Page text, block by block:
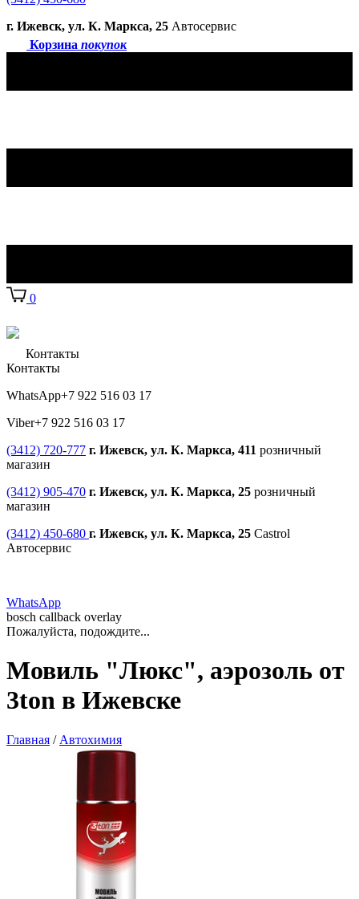
г. Ижевск, ул. К. Маркса, 25 Автосервис
Корзина покупок
0
Контакты
Контакты
WhatsApp+7 922 516 03 17
Viber+7 922 516 03 17
(3412) 720-777 г. Ижевск, ул. К. Маркса, 411 розничный
магазин
(3412) 905-470 г. Ижевск, ул. К. Маркса, 25 розничный
магазин
(3412) 450-680 г. Ижевск, ул. К. Маркса, 25 Castrol
Автосервис
WhatsApp
bosch callback overlay
Пожалуйста, подождите...
Мовиль "Люкс", аэрозоль от
3ton в Ижевске
Главная / Автохимия